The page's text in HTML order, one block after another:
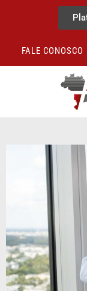
FALE CONOSCO